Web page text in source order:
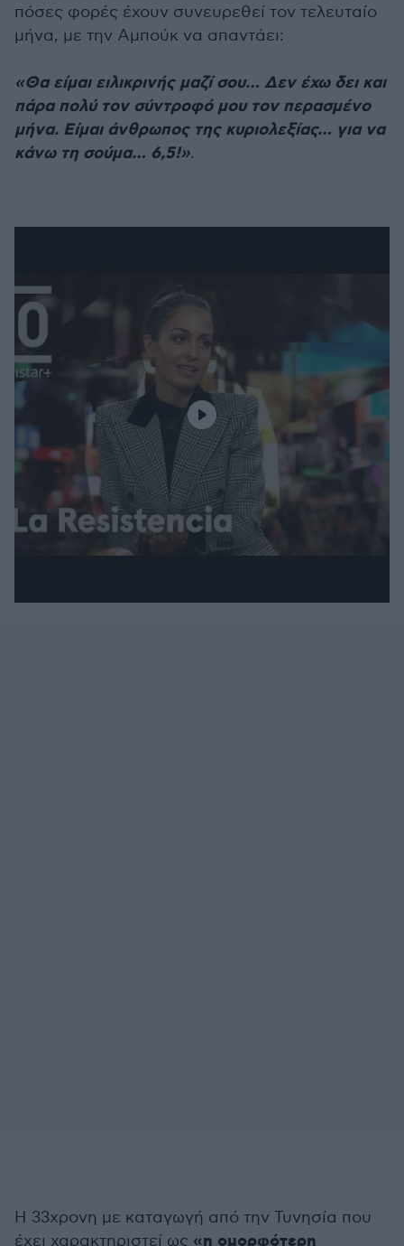
πόσες φορές έχουν συνευρεθεί τον τελευταίο
μήνα, με την Αμπούκ να απαντάει:
«Θα είμαι ειλικρινής μαζί σου… Δεν έχω δει και
πάρα πολύ τον σύντροφό μου τον περασμένο
μήνα. Είμαι άνθρωπος της κυριολεξίας… για να
κάνω τη σούμα… 6,5!».
Η 33χρονη με καταγωγή από την Τυνησία που
έχει χαρακτηριστεί ως «η ομορφότερη